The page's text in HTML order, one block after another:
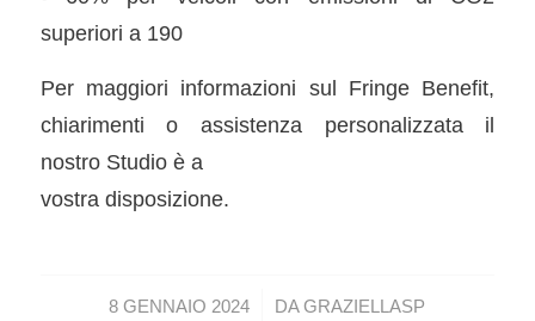
superiori a 190
Per maggiori informazioni sul Fringe Benefit,
chiarimenti o assistenza personalizzata il
nostro Studio è a
vostra disposizione.
8 GENNAIO 2024
/ DAGRAZIELLASP